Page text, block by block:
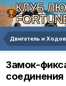
КЛУБ
Двигатель и
Замок-